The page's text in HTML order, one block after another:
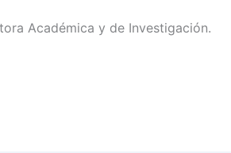
Académica y de Investigación.